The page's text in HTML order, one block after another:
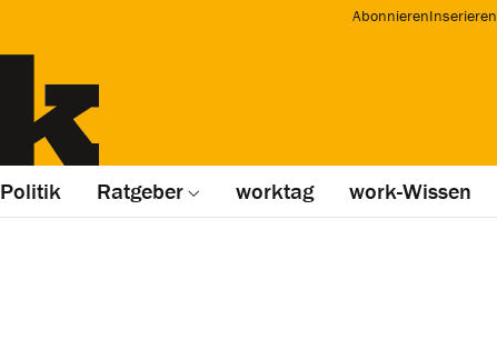
AbonnierenInserieren
Politik Ratgeber worktag work-Wissen